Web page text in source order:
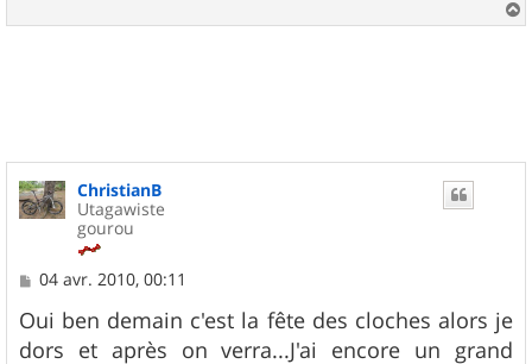
a
ChristianB
Utagawiste
gourou
M
s
s
a
04 avr. 2010, 00:11
Oui ben demain c'est la fête des cloches alors je
dors et après on verra...J'ai encore un grand